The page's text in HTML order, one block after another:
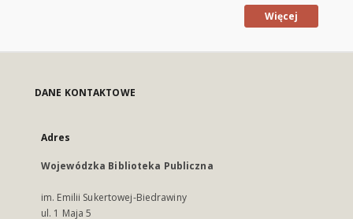
Więcej
DANE KONTAKTOWE
Adres
Wojewódzka Biblioteka Publiczna
im. Emilii Sukertowej-Biedrawiny
ul. 1 Maja 5